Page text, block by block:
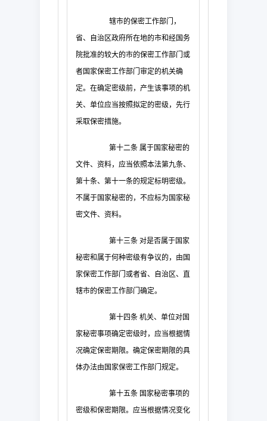
辖市的保密工作部门，
省、自治区政府所在地的市和经国务
院批准的较大的市的保密工作部门或
者国家保密工作部门审定的机关确
定。在确定密级前，产生该事项的机
关、单位应当按照拟定的密级，先行
采取保密措施。
第十二条 属于国家秘密的
文件、资料，应当依照本法第九条、
第十条、第十一条的规定标明密级。
不属于国家秘密的，不应标为国家秘
密文件、资料。
第十三条 对是否属于国家
秘密和属于何种密级有争议的，由国
家保密工作部门或者省、自治区、直
辖市的保密工作部门确定。
第十四条 机关、单位对国
家秘密事项确定密级时，应当根据情
况确定保密期限。确定保密期限的具
体办法由国家保密工作部门规定。
第十五条 国家秘密事项的
密级和保密期限。应当根据情况变化